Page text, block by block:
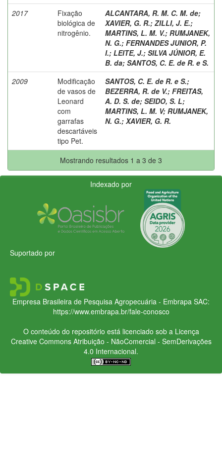
2017
Fixação
biológica de
nitrogênio.
ALCANTARA, R. M. C. M. de;
XAVIER, G. R.; ZILLI, J. E.;
MARTINS, L. M. V.; RUMJANEK,
N. G.; FERNANDES JUNIOR, P.
I.; LEITE, J.; SILVA JÚNIOR, E.
B. da; SANTOS, C. E. de R. e S.
2009
Modificação
de vasos de
Leonard
com
garrafas
descartáveis
tipo Pet.
SANTOS, C. E. de R. e S.;
BEZERRA, R. de V.; FREITAS,
A. D. S. de; SEIDO, S. L;
MARTINS, L. M. V; RUMJANEK,
N. G.; XAVIER, G. R.
Mostrando resultados 1 a 3 de 3
Indexado por
Suportado por
Empresa Brasileira de Pesquisa Agropecuária - Embrapa SAC:
https://www.embrapa.br/fale-conosco
O conteúdo do repositório está licenciado sob a Licença
Creative CommonsAtribuição - NãoComercial - SemDerivações
4.0 Internacional.